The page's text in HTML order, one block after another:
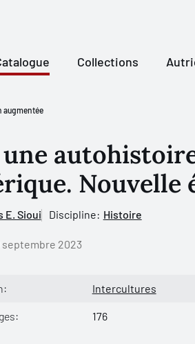
Collections
augmentée
E. Sioui Discipline: Histoire
septembre 2023
Intercultures
176